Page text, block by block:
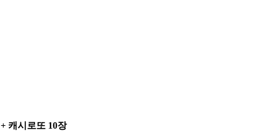
캐시로또 10장